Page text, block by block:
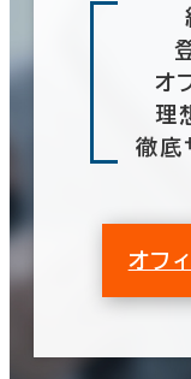
オ
理
徹底
オフ